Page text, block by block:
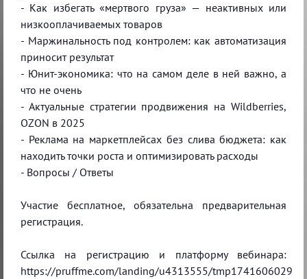
- Как избегать «мертвого груза» — неактивных или
низкооплачиваемых товаров
- Маржинальность под контролем: как автоматизация
приносит результат
- Юнит-экономика: что на самом деле в ней важно, а
что не очень
- Актуальные стратегии продвижения на Wildberries,
OZON в 2025
- Реклама на маркетплейсах без слива бюджета: как
находить точки роста и оптимизировать расходы
- Вопросы / Ответы
Участие бесплатное, обязательна предварительная
регистрация.
Ссылка на регистрацию и платформу вебинара:
https://pruffme.com/landing/u4313555/tmp1741606029